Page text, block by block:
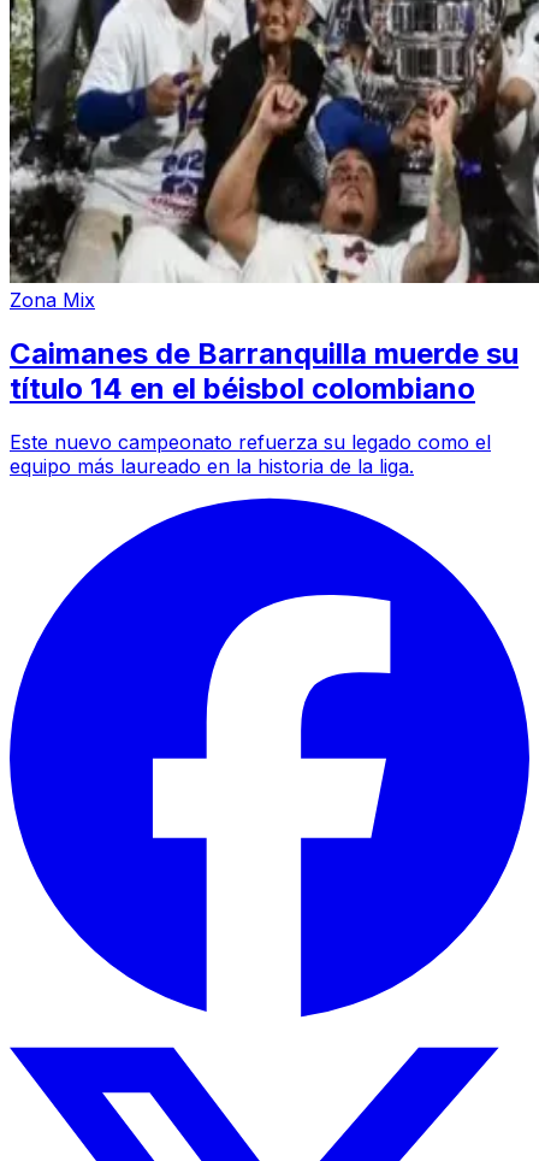
Zona Mix
Caimanes de Barranquilla muerde su
título 14 en el béisbol colombiano
Este nuevo campeonato refuerza su legado como el
equipo más laureado en la historia de la liga.